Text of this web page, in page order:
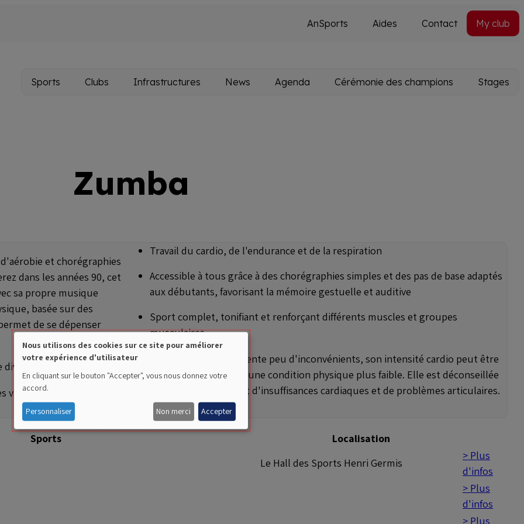
Secondary
AnSports Aides Contact
Utils
My club
Main
Sports Clubs Infrastructures News Agenda Cérémonie des champions Stages
Zumba
et chorégraphies
dans les années 90, cet
sa propre musique
basée sur des
de se dépenser
avantages :
(salsa, merengue,
Travail du cardio, de l'endurance et de la respiration
Accessible à tous grâce à des chorégraphies simples et des pas de base adaptés
aux débutants, favorisant la mémoire gestuelle et auditive
Sport complet, tonifiant et renforçant différents muscles et groupes
musculaires
Bien que la Zumba présente peu d'inconvénients, son intensité cardio peut être
un défi pour ceux ayant une condition physique plus faible. Elle est déconseillée
aux personnes souffrant d'insuffisances cardiaques et de problèmes articulaires.
Sports
Localisation
Le Hall des Sports Henri Germis
> Plus
d'infos
> Plus
d'infos
> Plus
Use
of
personal
data
Nous utilisons des cookies sur ce site pour améliorer
votre expérience d'utilisateur
En cliquant sur le bouton "Accepter", vous nous donnez votre
accord.
Personnaliser Non merci Accepter